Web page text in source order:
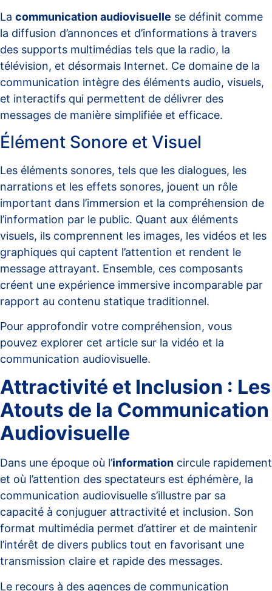
La communication audiovisuelle se définit comme
la diffusion d’annonces et d’informations à travers
des supports multimédias tels que la radio, la
télévision, et désormais Internet. Ce domaine de la
communication intègre des éléments audio, visuels,
et interactifs qui permettent de délivrer des
messages de manière simplifiée et efficace.
Élément Sonore et Visuel
Les éléments sonores, tels que les dialogues, les
narrations et les effets sonores, jouent un rôle
important dans l’immersion et la compréhension de
l’information par le public. Quant aux éléments
visuels, ils comprennent les images, les vidéos et les
graphiques qui captent l’attention et rendent le
message attrayant. Ensemble, ces composants
créent une expérience immersive incomparable par
rapport au contenu statique traditionnel.
Pour approfondir votre compréhension, vous
pouvez explorer cet article sur la vidéo et la
communication audiovisuelle.
Attractivité et Inclusion : Les
Atouts de la Communication
Audiovisuelle
Dans une époque où l’information circule rapidement
et où l’attention des spectateurs est éphémère, la
communication audiovisuelle s’illustre par sa
capacité à conjuguer attractivité et inclusion. Son
format multimédia permet d’attirer et de maintenir
l’intérêt de divers publics tout en favorisant une
transmission claire et rapide des messages.
Le recours à des agences de communication